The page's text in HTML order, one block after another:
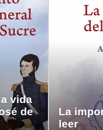
vida
de
La
leer